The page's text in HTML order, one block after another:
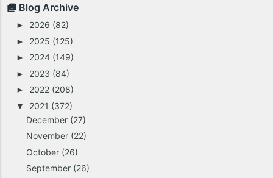
Blog Archive
► 2026 (82)
► 2025 (125)
► 2024 (149)
► 2023 (84)
► 2022 (208)
▼ 2021 (372)
December (27)
November (22)
October (26)
September (26)